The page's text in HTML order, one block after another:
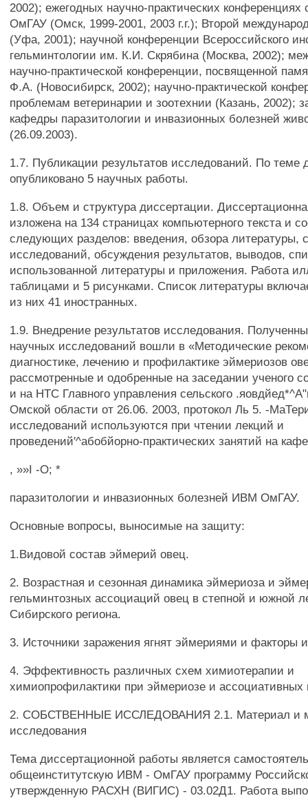
2002); ежегодных научно-практических
ОмГАУ (Омск, 1999-2001, 2003 г.г.); Второй
(Уфа, 2001); научной конференции Всероссийского
гельминтологии им. К.И. Скрябина (Москва, 2002);
научно-практической конференции, посвященной
Ф.А. (Новосибирск, 2002); научно-практической
проблемам ветеринарии и зоотехнии (Казань, 2002);
кафедры паразитологии и инвазионных болезней
(26.09.2003).
1.7. Публикации результатов исследований. По теме
опубликовано 5 научных работы.
1.8. Объем и структура диссертации.
изложена на 134 страницах компьютерного текста и
следующих разделов: введения, обзора литературы,
исследований, обсуждения результатов, выводов,
использованной литературы и приложения. Работа
таблицами и 5 рисунками. Список литературы
из них 41 иностранных.
1.9. Внедрение результатов исследования.
научных исследований вошли в «Методические
диагностике, лечению и профилактике эймериозов
рассмотренные и одобренные на заседании ученого
и на НТС Главного управления сельского
Омской области от 26.06. 2003, протокол Ль 5. -
исследований используются при чтении лекций и
проведений'^абобйорно-практических занятий на
, »»I -О; *
паразитологии и инвазионных болезней ИВМ ОмГАУ.
Основные вопросы, выносимые на защиту:
1.Видовой состав эймерий овец.
2. Возрастная и сезонная динамика эймериоза и
гельминтозных ассоциаций овец в степной и южной
Сибирского региона.
3. Источники заражения ягнят эймериями и факторы
4. Эффективность различных схем химиотерапии и
химиопрофилактики при эймериозе и ассоциативных
2. СОБСТВЕННЫЕ ИССЛЕДОВАНИЯ 2.1. Материал и
исследования
Тема диссертационной работы является
общеинститутскую ИВМ - ОмГАУ программу
утвержденную РАСХН (ВИГИС) - 03.02Д1. Работа